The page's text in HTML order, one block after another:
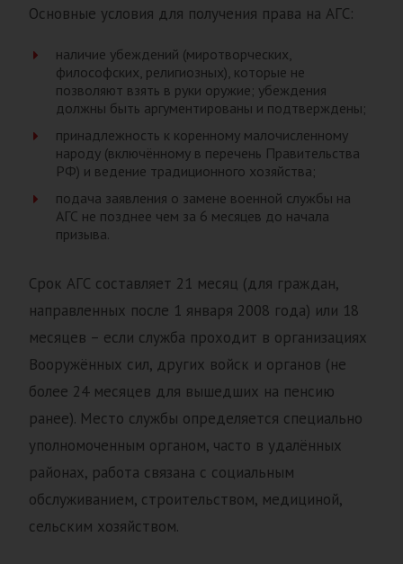
Основные условия для получения права на АГС:
наличие убеждений (миротворческих,
философских, религиозных), которые не
позволяют взять в руки оружие; убеждения
должны быть аргументированы и подтверждены;
принадлежность к коренному малочисленному
народу (включённому в перечень Правительства
РФ) и ведение традиционного хозяйства;
подача заявления о замене военной службы на
АГС не позднее чем за 6 месяцев до начала
призыва.
Срок АГС составляет 21 месяц (для граждан,
направленных после 1 января 2008 года) или 18
месяцев – если служба проходит в организациях
Вооружённых сил, других войск и органов (не
более 24 месяцев для вышедших на пенсию
ранее). Место службы определяется специально
уполномоченным органом, часто в удалённых
районах, работа связана с социальным
обслуживанием, строительством, медициной,
сельским хозяйством.